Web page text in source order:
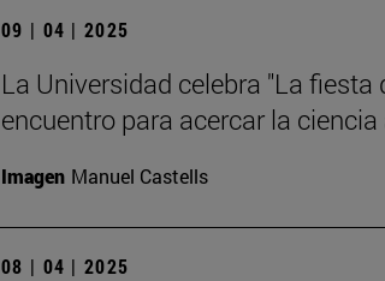
09 | 04 | 2025
La Universidad celebra "La
encuentro para acercar la
Imagen Manuel Castells
08 | 04 | 2025